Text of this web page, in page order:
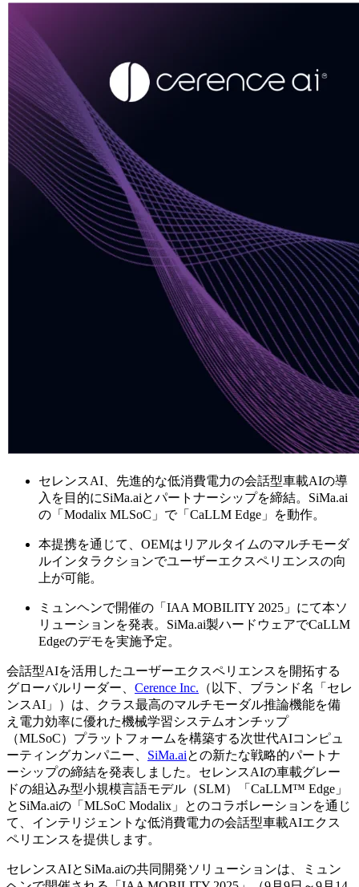
セレンスAI、先進的な低消費電力の会話型車載AIの導
入を目的にSiMa.aiとパートナーシップを締結。SiMa.ai
の「Modalix MLSoC」で「CaLLM Edge」を動作。
本提携を通じて、OEMはリアルタイムのマルチモーダ
ルインタラクションでユーザーエクスペリエンスの向
上が可能。
ミュンヘンで開催の「IAA MOBILITY 2025」にて本ソ
リューションを発表。SiMa.ai製ハードウェアでCaLLM
Edgeのデモを実施予定。
会話型AIを活用したユーザーエクスペリエンスを開拓する
グローバルリーダー、 Cerence Inc. （以下、ブランド名「セレ
ンスAI」）は、クラス最高のマルチモーダル推論機能を備
え電力効率に優れた機械学習システムオンチップ
（MLSoC）プラットフォームを構築する次世代AIコンピュ
ーティングカンパニー、 SiMa.aiとの新たな戦略的パートナ
ーシップの締結を発表しました。セレンスAIの車載グレー
ドの組込み型小規模言語モデル（SLM）「CaLLM™ Edge」
とSiMa.aiの「MLSoC Modalix」とのコラボレーションを通じ
て、インテリジェントな低消費電力の会話型車載AIエクス
ペリエンスを提供します。
セレンスAIとSiMa.aiの共同開発ソリューションは、ミュン